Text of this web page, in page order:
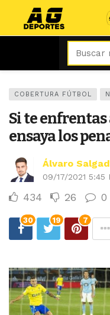
COBERTURA FÚTBOL
Si te enfrentas
ensaya los
Álvaro
09/17/2021 5:45
434 26 0
30 19 7